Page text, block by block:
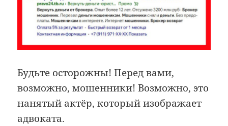
Будьте осторожны! Перед вами,
возможно, мошенники! Возможно, это
нанятый актёр, который изображает
адвоката.